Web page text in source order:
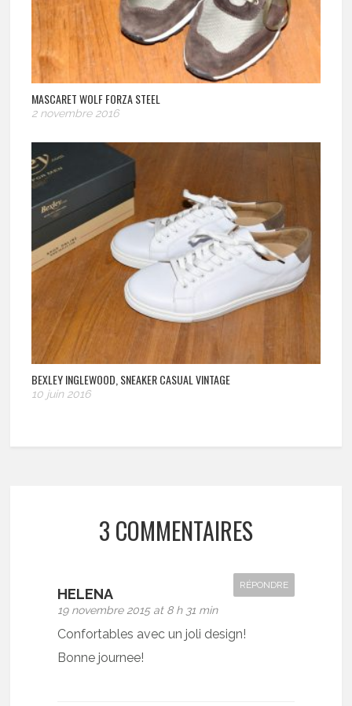
MASCARET WOLF FORZA STEEL
2 novembre 2016
BEXLEY INGLEWOOD, SNEAKER CASUAL VINTAGE
10 juin 2016
3 COMMENTAIRES
HELENA
19 novembre 2015 at 8 h 31 min
RÉPONDRE
Confortables avec un joli design!
Bonne journee!